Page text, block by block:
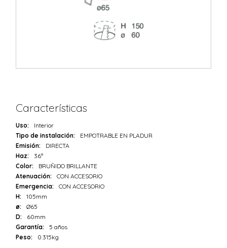
Características
Uso:
Interior
Tipo de instalación:
EMPOTRABLE EN PLADUR
Emisión:
DIRECTA
Haz:
36°
Color:
BRUÑIDO BRILLANTE
Atenuación:
CON ACCESORIO
Emergencia:
CON ACCESORIO
H:
105mm
ø:
Ø65
D:
60mm
Garantía:
5 años
Peso:
0.315kg